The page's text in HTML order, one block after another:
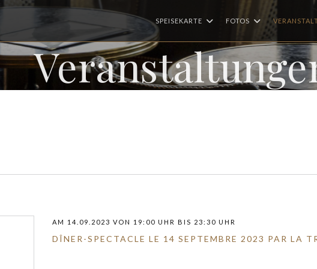
SPEISEKARTE FOTOS
AM 14.09.2023 VON 19:00 UHR BIS 23:30 UHR
DÎNER-SPECTACLE LE 14 SEPTEMBRE 2023 PAR LA